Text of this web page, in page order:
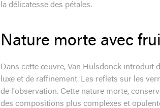
la délicatesse des pétales.
Nature morte avec
Dans cette œuvre, Van Hulsdonck introduit
luxe et de raffinement. Les reflets sur les
de l'observation. Cette nature morte,
des compositions plus complexes et